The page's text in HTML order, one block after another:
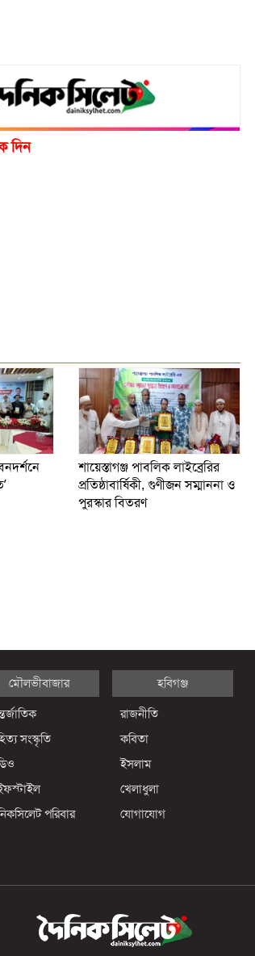
দিন
​শায়েস্তাগঞ্জ পাবলিক লাইব্রেরির
প্রতিষ্ঠাবার্ষিকী, গুণীজন সম্মাননা ও
পুরস্কার বিতরণ
মৌলভীবাজার হবিগঞ্জ
রাজনীতি
সংস্কৃতি
কবিতা
ইসলাম
খেলাধুলা
পরিবার যোগাযোগ